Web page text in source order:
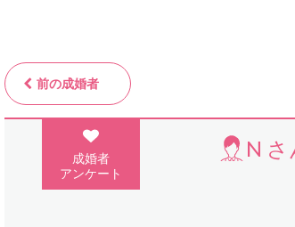
前の成婚者
成婚者
アンケート
N さ